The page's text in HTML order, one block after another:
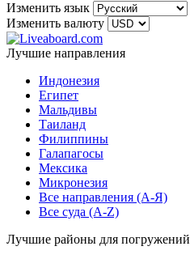
Изменить язык
Изменить валюту
Лучшие направления
Индонезия
Египет
Мальдивы
Таиланд
Филиппины
Галапагосы
Мексика
Микронезия
Все направления (A-Я)
Все суда (A-Z)
Лучшие районы для погружений